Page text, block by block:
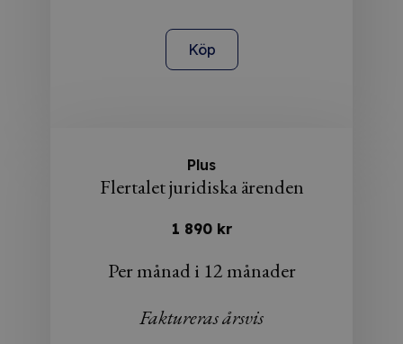
Köp
Plus
Flertalet juridiska ärenden
1 890 kr
Per månad i 12 månader
Faktureras årsvis